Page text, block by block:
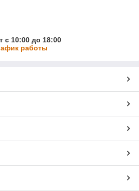
с 10:00 до 18:00
работы